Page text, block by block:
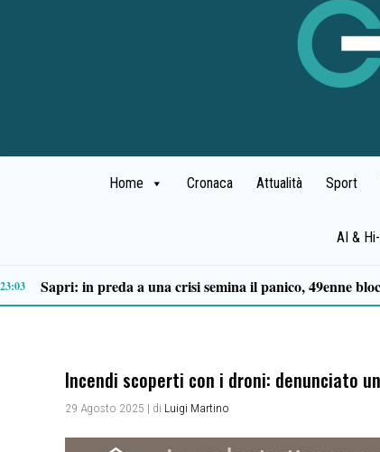
Home Cronaca Attualità Sport
AI &
Tortorella celebra la Fiera di San Basilio: tra antichi mestieri, bestiame e la musica della Bandabardò 14:49
Incendi scoperti con i droni: denunciato
29 Agosto 2025 | di Luigi Martino